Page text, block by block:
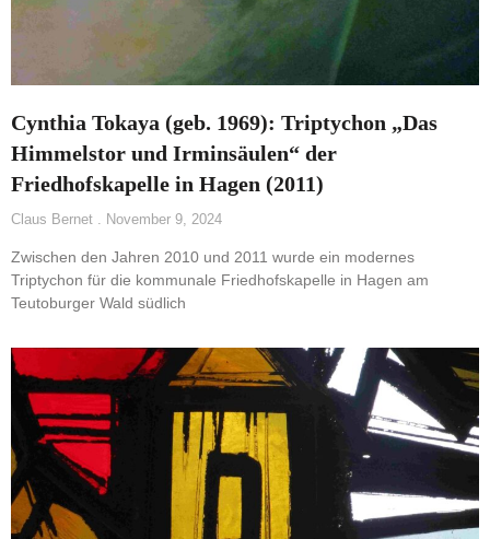
Cynthia Tokaya (geb. 1969): Triptychon „Das
Himmelstor und Irminsäulen“ der
Friedhofskapelle in Hagen (2011)
Claus Bernet November 9, 2024
Zwischen den Jahren 2010 und 2011 wurde ein modernes
Triptychon für die kommunale Friedhofskapelle in Hagen am
Teutoburger Wald südlich